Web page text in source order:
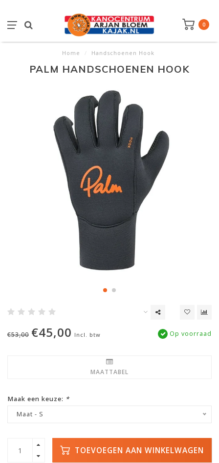
0
Home / Handschoenen Hook
PALM HANDSCHOENEN HOOK
€53,00 €45,00 Incl. btw Op voorraad
MAATTABEL
Maak een keuze: *
Maat - S
TOEVOEGEN AAN WINKELWAGEN